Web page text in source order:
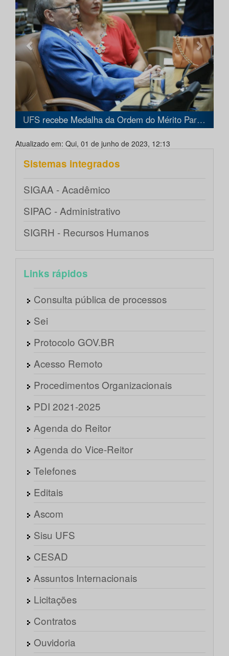
UFS recebe Medalha da Ordem do Mérito Parlamentar
Atualizado em: Qui, 01 de junho de 2023, 12:13
Sistemas integrados
SIGAA - Acadêmico
SIPAC - Administrativo
SIGRH - Recursos Humanos
Links rápidos
Consulta pública de processos
Sei
Protocolo GOV.BR
Acesso Remoto
Procedimentos Organizacionais
PDI 2021-2025
Agenda do Reitor
Agenda do Vice-Reitor
Telefones
Editais
Ascom
Sisu UFS
CESAD
Assuntos Internacionais
Licitações
Contratos
Ouvidoria